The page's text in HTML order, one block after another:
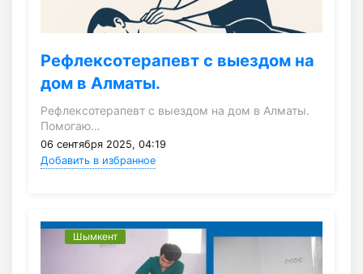
Рефлексотерапевт с выездом на
дом в Алматы.
Рефлексотерапевт с выездом на дом в Алматы.
Помогаю…
06 сентября 2025, 04:19
Добавить в избранное
Шымкент